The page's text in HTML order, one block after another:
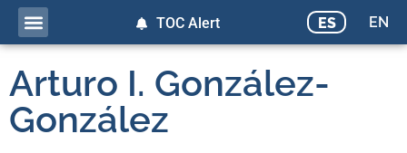
ES EN
TOC Alert
Arturo I. González-
González